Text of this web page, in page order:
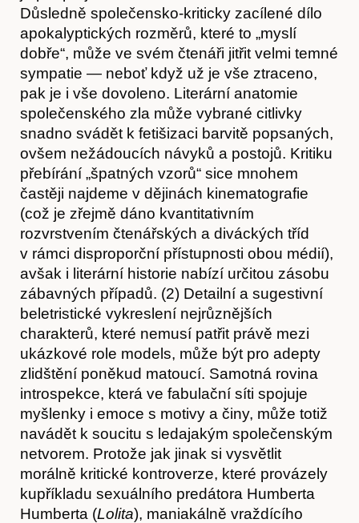
Důsledně společensko-kriticky zacílené dílo
apokalyptických rozměrů, které to „myslí
dobře“, může ve svém čtenáři jitřit velmi temné
sympatie — neboť když už je vše ztraceno,
pak je i vše dovoleno. Literární anatomie
společenského zla může vybrané citlivky
snadno svádět k fetišizaci barvitě popsaných,
ovšem nežádoucích návyků a postojů. Kritiku
přebírání „špatných vzorů“ sice mnohem
častěji najdeme v dějinách kinematografie
(což je zřejmě dáno kvantitativním
rozvrstvením čtenářských a diváckých tříd
v rámci disproporční přístupnosti obou médií),
avšak i literární historie nabízí určitou zásobu
zábavných případů. (2) Detailní a sugestivní
beletristické vykreslení nejrůznějších
charakterů, které nemusí patřit právě mezi
ukázkové role models, může být pro adepty
zlidštění poněkud matoucí. Samotná rovina
introspekce, která ve fabulační síti spojuje
myšlenky i emoce s motivy a činy, může totiž
navádět k soucitu s ledajakým společenským
netvorem. Protože jak jinak si vysvětlit
morálně kritické kontroverze, které provázely
kupříkladu sexuálního predátora Humberta
Humberta (Lolita), maniakálně vraždícího